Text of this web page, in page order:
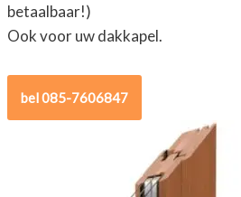
betaalbaar!)
Ook voor uw dakkapel.
bel 085-7606847